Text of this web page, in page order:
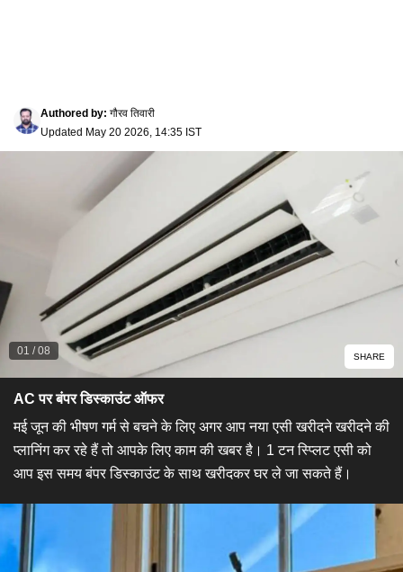
Authored by: गौरव तिवारी
Updated May 20 2026, 14:35 IST
01 /08 SHARE
AC पर बंपर डिस्काउंट ऑफर
मई जून की भीषण गर्म से बचने के लिए अगर आप नया एसी खरीदने खरीदने की
प्लानिंग कर रहे हैं तो आपके लिए काम की खबर है। 1 टन स्प्लिट एसी को
आप इस समय बंपर डिस्काउंट के साथ खरीदकर घर ले जा सकते हैं।